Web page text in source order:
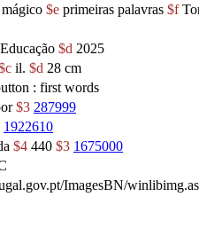
$e primeiras palavras $f
$d 2025
il. $d 28 cm
: first words
$3 287999
1922610
$4 440 $3 1675000
ImagesBN/